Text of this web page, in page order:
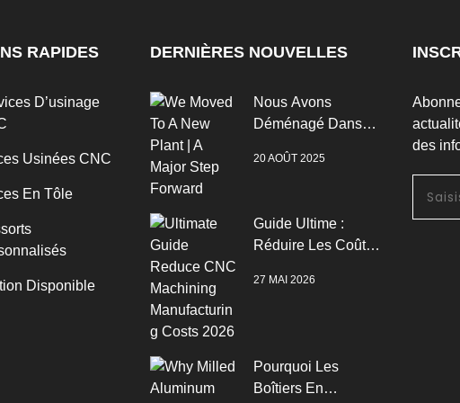
RAPIDES
D’usinage
Usinées CNC
En Tôle
Disponible
DERNIÈRES NOUVELLES
Nous Avons
Déménagé Dans
| Un Grand Pas En
20 AOÛT 2025
Guide Ultime :
Réduire Les Coûts
L’usinage CNC
27 MAI 2026
Pourquoi Les
Boîtiers En
des